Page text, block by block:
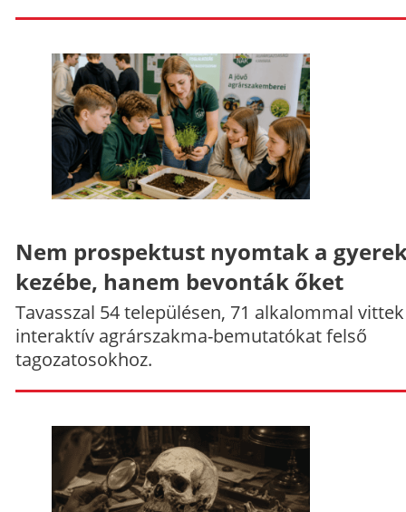
Nem prospektust nyomtak a
kezébe, hanem bevonták őket
Tavasszal 54 településen, 71 alkalommal vittek
interaktív agrárszakma-bemutatókat felső
tagozatosokhoz.